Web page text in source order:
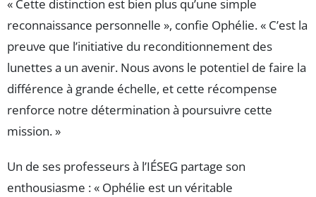
« Cette distinction est bien plus qu’une simple
reconnaissance personnelle », confie Ophélie. « C’est la
preuve que l’initiative du reconditionnement des
lunettes a un avenir. Nous avons le potentiel de faire la
différence à grande échelle, et cette récompense
renforce notre détermination à poursuivre cette
mission. »
Un de ses professeurs à l’IÉSEG partage son
enthousiasme : « Ophélie est un véritable